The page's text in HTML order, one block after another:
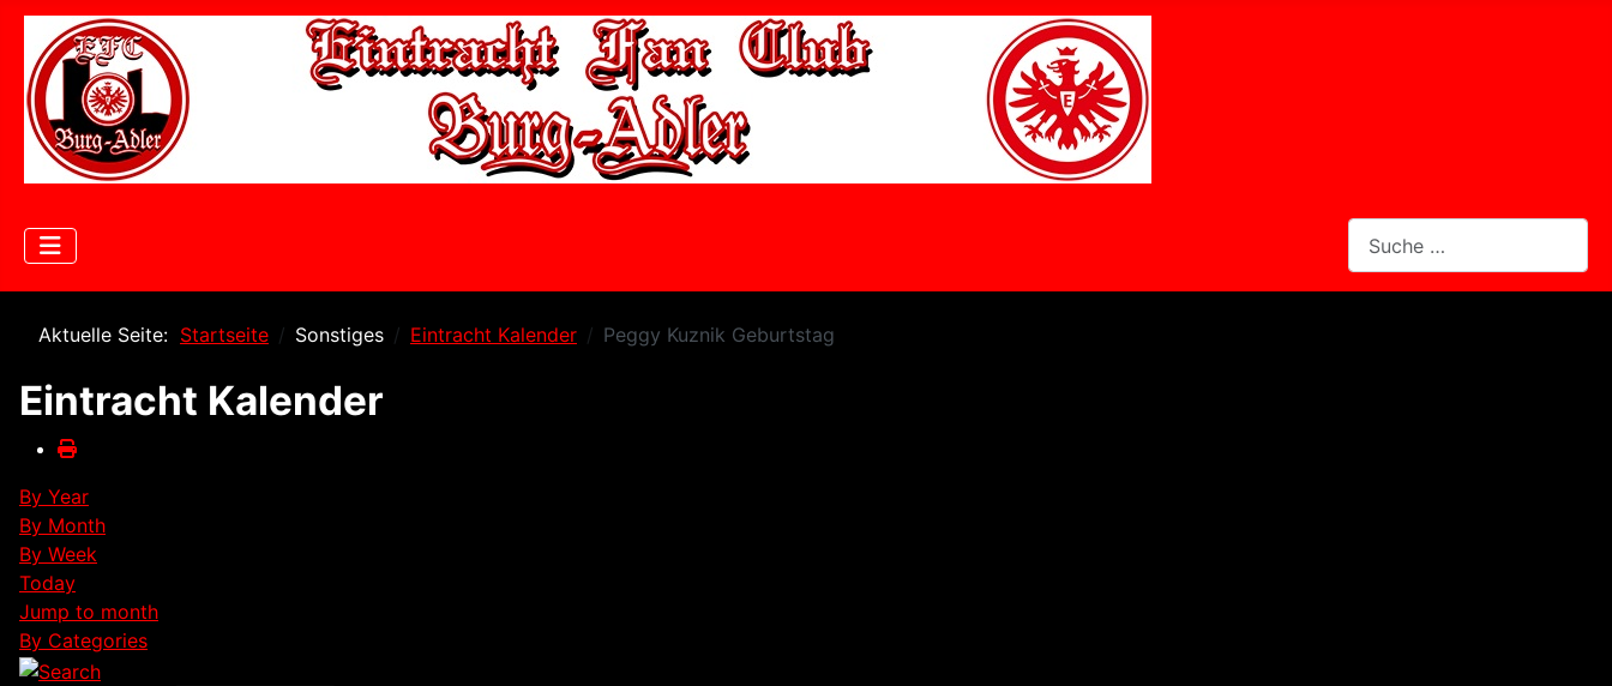
Aktuelle Seite: Startseite Sonstiges Eintracht Kalender Peggy Kuznik Geburtstag
Eintracht Kalender
By Year
By Month
By Week
Today
Jump to month
By Categories